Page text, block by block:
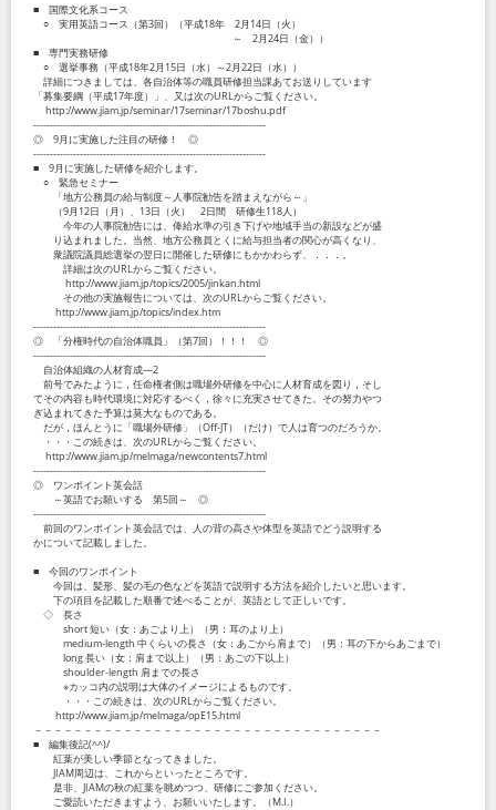
■ 国際文化系コース
○ 実用英語コース（第3回）（平成18年 2月14日（火）
～ 2月24日（金））
■ 専門実務研修
○ 選挙事務（平成18年2月15日（水）～2月22日（水））
詳細につきましては、各自治体等の職員研修担当課あてお送りしています
「募集要綱（平成17年度）」、又は次のURLからご覧ください。
http://www.jiam.jp/seminar/17seminar/17boshu.pdf
----------------------------------------------------------------------
◎ 9月に実施した注目の研修！ ◎
----------------------------------------------------------------------
■ 9月に実施した研修を紹介します。
○ 緊急セミナー
「地方公務員の給与制度～人事院勧告を踏まえながら～」
（9月12日（月）、13日（火） 2日間 研修生118人）
今年の人事院勧告には、俸給水準の引き下げや地域手当の新設などが盛
り込まれました。当然、地方公務員とくに給与担当者の関心が高くなり、
衆議院議員総選挙の翌日に開催した研修にもかかわらず、．．．。
詳細は次のURLからご覧ください。
http://www.jiam.jp/topics/2005/jinkan.html
その他の実施報告については、次のURLからご覧ください。
http://www.jiam.jp/topics/index.htm
----------------------------------------------------------------------
◎ 「分権時代の自治体職員」（第7回）！！！ ◎
----------------------------------------------------------------------
自治体組織の人材育成―2
前号でみたように，任命権者側は職場外研修を中心に人材育成を図り，そし
てその内容も時代環境に対応するべく，徐々に充実させてきた。その努力やつ
ぎ込まれてきた予算は莫大なものである。
だが，ほんとうに「職場外研修」（Off-JT）（だけ）で人は育つのだろうか。
・・・この続きは、次のURLからご覧ください。
http://www.jiam.jp/melmaga/newcontents7.html
----------------------------------------------------------------------
◎ ワンポイント英会話
～英語でお願いする 第5回～ ◎
----------------------------------------------------------------------
前回のワンポイント英会話では、人の背の高さや体型を英語でどう説明する
かについて記載しました。
■ 今回のワンポイント
今回は、髪形、髪の毛の色などを英語で説明する方法を紹介したいと思います。
下の項目を記載した順番で述べることが、英語として正しいです。
◇ 長さ
short 短い（女：あごより上）（男：耳のより上）
medium-length 中くらいの長さ（女：あごから肩まで）（男：耳の下からあごまで）
long 長い（女：肩まで以上）（男：あごの下以上）
shoulder-length 肩までの長さ
※カッコ内の説明は大体のイメージによるものです。
・・・この続きは、次のURLからご覧ください。
http://www.jiam.jp/melmaga/opE15.html
－－－－－－－－－－－－－－－－－－－－－－－－－－－－－－－－－－－
■ 編集後記(^^)/
紅葉が美しい季節となってきました。
JIAM周辺は、これからといったところです。
是非、JIAMの秋の紅葉を眺めつつ、研修にご参加ください。
ご愛読いただきますよう、お願いいたします。（M.I.）